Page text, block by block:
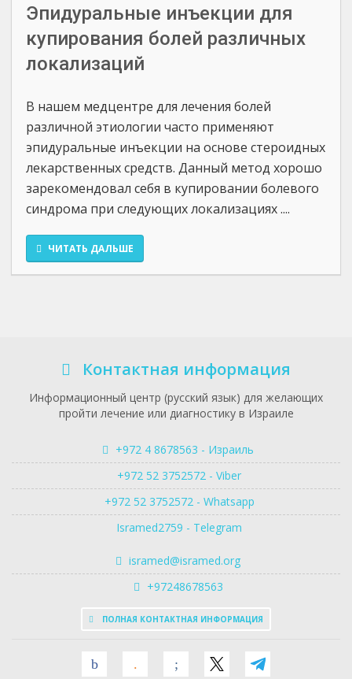
Эпидуральные инъекции для
купирования болей различных
локализаций
В нашем медцентре для лечения болей
различной этиологии часто применяют
эпидуральные инъекции на основе стероидных
лекарственных средств. Данный метод хорошо
зарекомендовал себя в купировании болевого
синдрома при следующих локализациях ....
ЧИТАТЬ ДАЛЬШЕ
Контактная информация
Информационный центр (русский язык) для желающих
пройти лечение или диагностику в Израиле
+972 4 8678563 - Израиль
+972 52 3752572 - Viber
+972 52 3752572 - Whatsapp
Isramed2759 - Telegram
isramed@isramed.org
+97248678563
ПОЛНАЯ КОНТАКТНАЯ ИНФОРМАЦИЯ